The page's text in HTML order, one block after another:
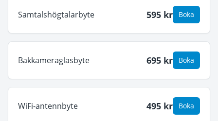
Samtalshögtalarbyte 595 kr Boka
Bakkameraglasbyte 695 kr Boka
WiFi-antennbyte 495 kr Boka